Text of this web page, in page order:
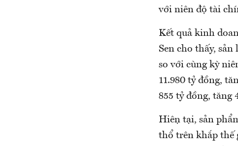
với niên độ tài
Kết quả kinh
Sen cho thấy,
so với cùng kỳ
11.980 tỷ đồng,
855 tỷ đồng, tăng
Hiện tại, sản
thổ trên khắp thế